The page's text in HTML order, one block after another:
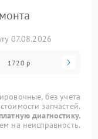
07.08.2026
1720 р
без учета
стоимости запчастей.
диагностику.
на неисправность.